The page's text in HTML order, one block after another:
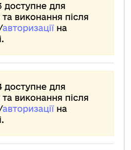
доступне для
виконання після
авторизаціїна
доступне для
виконання після
авторизаціїна